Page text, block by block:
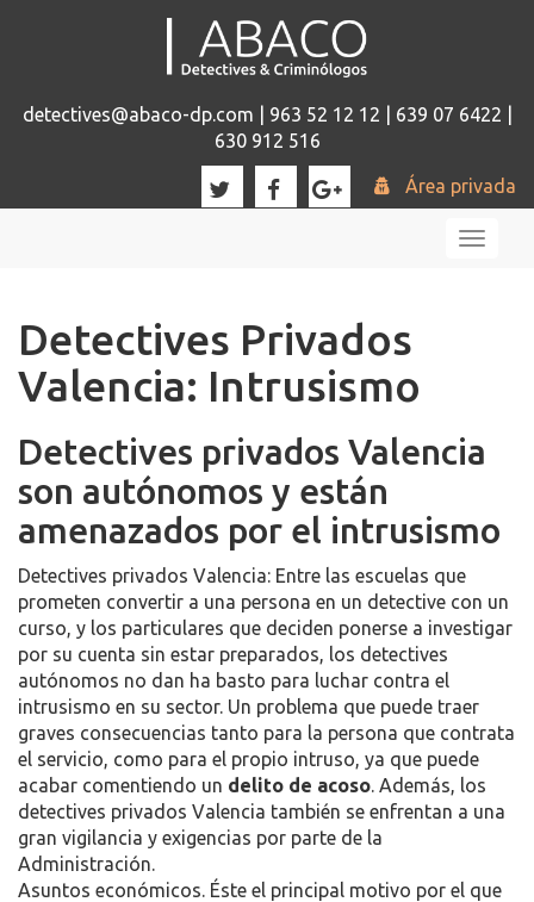
detectives@abaco-dp.com | 963 52 12 12 | 639 07 6422 |
630 912 516
Área privada
Detectives Privados
Valencia: Intrusismo
Detectives privados Valencia
son autónomos y están
amenazados por el intrusismo
Detectives privados Valencia: Entre las escuelas que
prometen convertir a una persona en un detective con un
curso, y los particulares que deciden ponerse a investigar
por su cuenta sin estar preparados, los detectives
autónomos no dan ha basto para luchar contra el
intrusismo en su sector. Un problema que puede traer
graves consecuencias tanto para la persona que contrata
el servicio, como para el propio intruso, ya que puede
acabar comentiendo un delito de acoso. Además, los
detectives privados Valencia también se enfrentan a una
gran vigilancia y exigencias por parte de la
Administración.
Asuntos económicos. Éste el principal motivo por el que